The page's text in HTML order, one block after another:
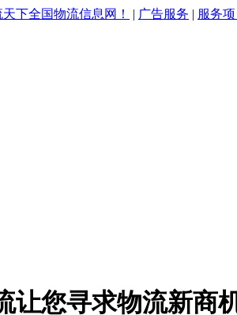
下全国物流信息网！ | 广告服务 | 服务
让您寻求物流新商